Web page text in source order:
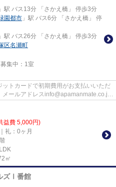
」駅 バス13分 「さかえ橋」 停歩3分
園都市 」駅 バス6分 「さかえ橋」 停
」駅 バス26分 「さかえ橋」 停歩3分
区名瀬町
集中： 1室
トカードで初期費用がお支払いいただ
ールアドレスinfo@apamanmate.co.jp
益費 5,000円)
礼：0ヶ月
㎡
ズⅠ番館